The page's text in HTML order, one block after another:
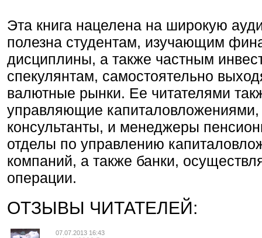
Эта книга нацелена на широкую
полезна студентам, изучающим
дисциплины, а также частным
спекулянтам, самостоятельно
валютные рынки. Ее читателями
управляющие
консультанты, и менеджеры
отделы по управлению
компаний, а также банки,
операции.
ОТЗЫВЫ ЧИТАТЕЛЕЙ:
07.07.2013 16:43